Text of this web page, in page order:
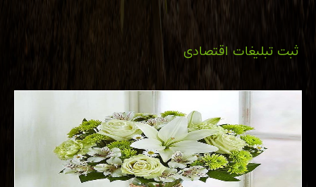
ثبت تبلیغات اقتصادی